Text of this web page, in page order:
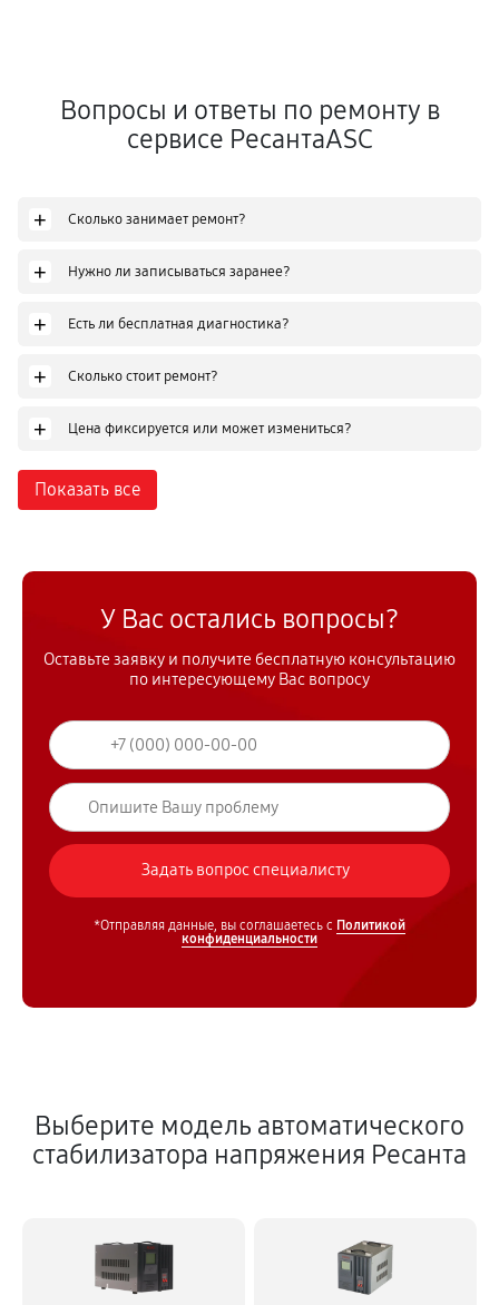
Вопросы и ответы по ремонту в
сервисе РесантаASC
+ Сколько занимает ремонт?
+ Нужно ли записываться заранее?
+ Есть ли бесплатная диагностика?
+ Сколько стоит ремонт?
+ Цена фиксируется или может измениться?
Показать все
У Вас остались вопросы?
Оставьте заявку и получите бесплатную консультацию
по интересующему Вас вопросу
*Отправляя данные, вы соглашаетесь с Политикой
конфиденциальности
Выберите модель автоматического
стабилизатора напряжения Ресанта